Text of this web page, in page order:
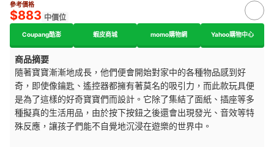
參考價格
$883 中價位
Coupang酷澎 蝦皮商城 momo購物網 Yahoo購物中心
商品摘要
隨著寶寶漸漸地成長，他們便會開始對家中的各種物品感到好
奇，即使像鑰匙、遙控器都擁有著莫名的吸引力，而此款玩具便
是為了這樣的好奇寶寶們而設計。它除了集結了面紙、插座等多
種擬真的生活用品，由於按下按鈕之後還會出現發光、音效等特
殊反應，讓孩子們能不自覺地沉浸在遊樂的世界中。